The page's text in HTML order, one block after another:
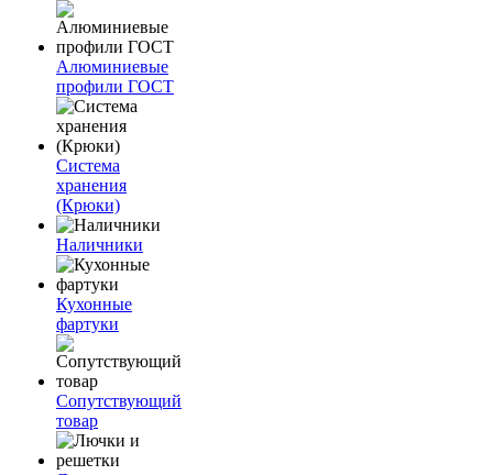
Алюминиевые
профили ГОСТ
Система
хранения
(Крюки)
Наличники
Кухонные
фартуки
Сопутствующий
товар